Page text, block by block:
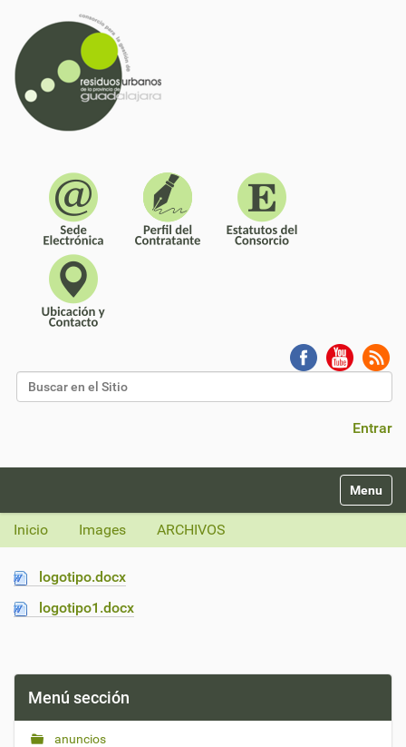
Entrar
v
Toggle
Inicio Images ARCHIVOS
logotipo.docx
logotipo1.docx
Menú sección
anuncios